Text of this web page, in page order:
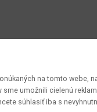
na tomto webe,
umožnili cielenú
súhlasiť iba s